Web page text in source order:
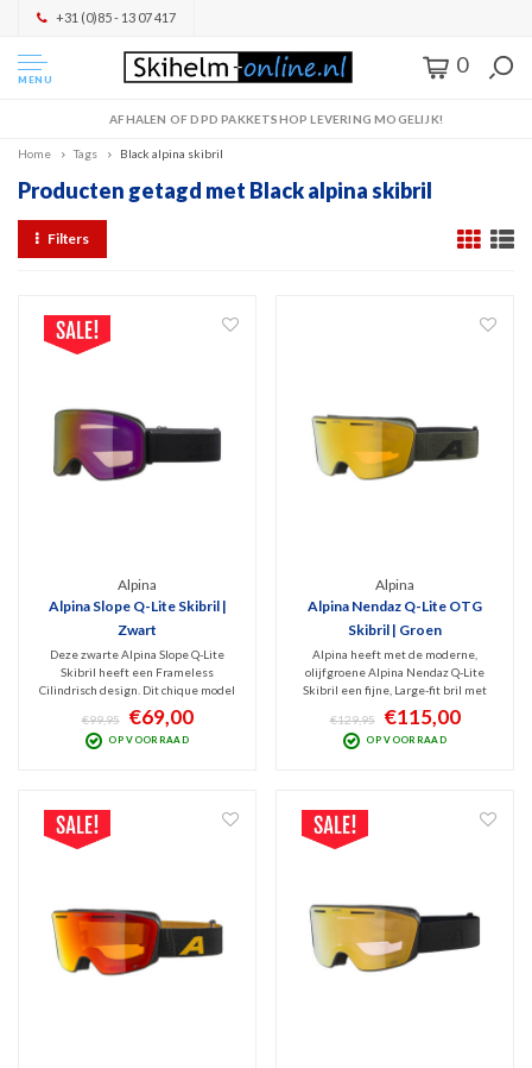
+31 (0)85 - 13 07 417
MENU
0
AFHALEN OF DPD PAKKETSHOP LEVERING MOGELIJK!
Home Tags Black alpina skibril
Producten getagd met Black alpina skibril
Filters
Alpina
Alpina Slope Q-Lite Skibril |
Zwart
Deze zwarte Alpina Slope Q-Lite
Skibril heeft een Frameless
Cilindrisch design. Dit chique model
heeft frameventilatie en de contrast
verhogende rode Q-Lite spiegellens
(Cat. 2) geeft optimaal zicht bij
€99,95 €69,00
OP VOORRAAD
Alpina
Alpina Nendaz Q-Lite OTG
Skibril | Groen
Alpina heeft met de moderne,
olijfgroene Alpina Nendaz Q-Lite
Skibril een fijne, Large-fit bril met
contrast verhogende Quattroflex Lite
spiegellens (cat. 2) die zorgt voor
helder en kleurrijk zicht dat
€129,95 €115,00
OP VOORRAAD